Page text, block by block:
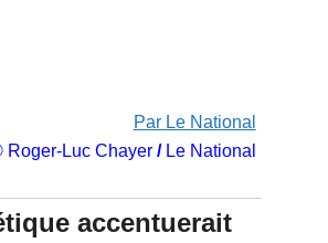
Par Le National
Roger-Luc Chayer/Le National
accentuerait